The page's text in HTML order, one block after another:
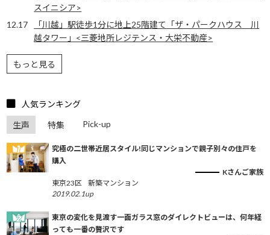
スイニシア>
12.17
「川越」駅徒歩1分に地上25階建て「ザ・パークハウス 川
越タワー」<三菱地所レジテンス・大栄不動産>
もっと見る
人気ランキング
生声 特集 Pick-up
究極の二世帯近居スタイル!同じマンションで親子別々の住戸を
購入
Kさんご家族
東京23区
新築マンション
2019.02.1up
東京の変化を見渡す一面ガラス窓のダイレクトビューは、何年経
っても一番の贅沢です